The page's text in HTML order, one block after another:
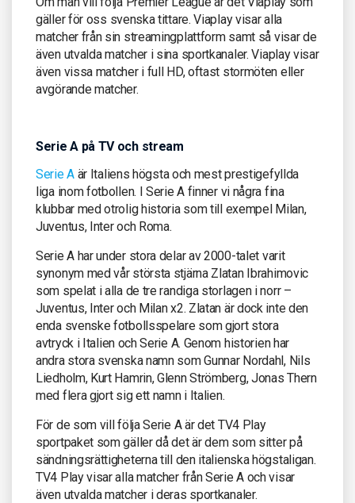
gäller för oss svenska tittare. Viaplay visar alla
matcher från sin streamingplattform samt så visar de
även utvalda matcher i sina sportkanaler. Viaplay visar
även vissa matcher i full HD, oftast stormöten eller
avgörande matcher.
Serie A på TV och stream
Serie Aär Italiens högsta och mest prestigefyllda
liga inom fotbollen. I Serie A finner vi några fina
klubbar med otrolig historia som till exempel Milan,
Juventus, Inter och Roma.
Serie A har under stora delar av 2000-talet varit
synonym med vår största stjärna Zlatan Ibrahimovic
som spelat i alla de tre randiga storlagen i norr –
Juventus, Inter och Milan x2. Zlatan är dock inte den
enda svenske fotbollsspelare som gjort stora
avtryck i Italien och Serie A. Genom historien har
andra stora svenska namn som Gunnar Nordahl, Nils
Liedholm, Kurt Hamrin, Glenn Strömberg, Jonas Thern
med flera gjort sig ett namn i Italien.
För de som vill följa Serie A är det TV4 Play
sportpaket som gäller då det är dem som sitter på
sändningsrättigheterna till den italienska högstaligan.
TV4 Play visar alla matcher från Serie A och visar
även utvalda matcher i deras sportkanaler.